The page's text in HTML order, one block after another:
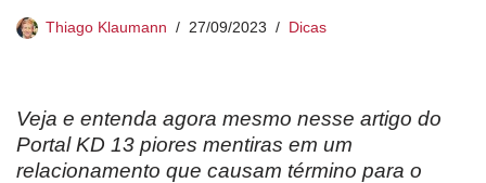
Thiago Klaumann 27/09/2023 Dicas
Veja e entenda agora mesmo nesse artigo do
Portal KD 13 piores mentiras em um
relacionamento que causam término para o